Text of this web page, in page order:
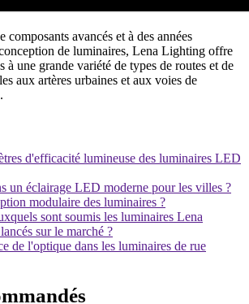
avancés et à des années
de luminaires, Lena Lighting offre
à une grande variété de types de routes et de
aux artères urbaines et aux voies de
d'efficacité lumineuse des luminaires LED
un éclairage LED moderne pour les villes ?
modulaire des luminaires ?
sont soumis les luminaires Lena
sur le marché ?
de l'optique dans les luminaires de rue